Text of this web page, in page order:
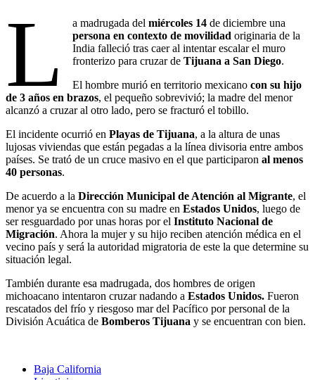
L a madrugada del miércoles 14de diciembre una
persona en contexto de movilidad originaria de la
India falleció tras caer al intentar escalar el muro
fronterizo para cruzar deTijuana a San Diego.
El hombre murió en territorio mexicanocon su hijo
de 3 años en brazos, el pequeño sobrevivió; la madre del menor
alcanzó a cruzar al otro lado, pero se fracturó el tobillo.
El incidente ocurrió en Playas de Tijuana, a la altura de unas
lujosas viviendas que están pegadas a la línea divisoria entre ambos
países. Se trató de un cruce masivo en el que participaron al menos
40 personas.
De acuerdo a la Dirección Municipal de Atención al Migrante, el
menor ya se encuentra con su madre en Estados Unidos, luego de
ser resguardado por unas horas por el Instituto Nacional de
Migración. Ahora la mujer y su hijo reciben atención médica en el
vecino país y será la autoridad migratoria de este la que determine su
situación legal.
También durante esa madrugada, dos hombres de origen
michoacano intentaron cruzar nadando a Estados Unidos. Fueron
rescatados del frío y riesgoso mar del Pacífico por personal de la
División Acuática de Bomberos Tijuana y se encuentran con bien.
Baja California